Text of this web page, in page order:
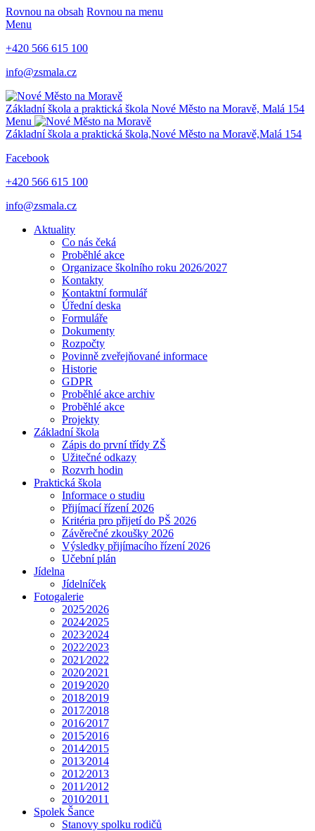
Rovnou na obsah Rovnou na menu
Menu
+420 566 615 100
info@zsmala.cz
Základní škola a praktická škola Nové Město na Moravě, Malá 154
Menu
Základní škola a praktická škola,Nové Město na Moravě,Malá 154
Facebook
+420 566 615 100
info@zsmala.cz
Aktuality
Co nás čeká
Proběhlé akce
Organizace školního roku 2026/2027
Kontakty
Kontaktní formulář
Úřední deska
Formuláře
Dokumenty
Rozpočty
Povinně zveřejňované informace
Historie
GDPR
Proběhlé akce archiv
Proběhlé akce
Projekty
Základní škola
Zápis do první třídy ZŠ
Užitečné odkazy
Rozvrh hodin
Praktická škola
Informace o studiu
Přijímací řízení 2026
Kritéria pro přijetí do PŠ 2026
Závěrečné zkoušky 2026
Výsledky přijímacího řízení 2026
Učební plán
Jídelna
Jídelníček
Fotogalerie
2025⁄2026
2024⁄2025
2023⁄2024
2022⁄2023
2021⁄2022
2020⁄2021
2019⁄2020
2018⁄2019
2017⁄2018
2016⁄2017
2015⁄2016
2014⁄2015
2013⁄2014
2012⁄2013
2011⁄2012
2010⁄2011
Spolek Šance
Stanovy spolku rodičů